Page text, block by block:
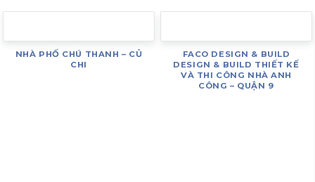
NHÀ PHỐ CHÚ THANH – CỦ
CHI
FACO DESIGN & BUILD
DESIGN & BUILD THIẾT KẾ
VÀ THI CÔNG NHÀ ANH
CÔNG – QUẬN 9